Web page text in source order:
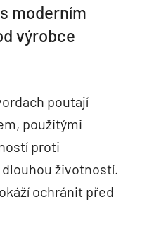
moderním
výrobce
poutají
použitými
proti
životností.
ochránit před